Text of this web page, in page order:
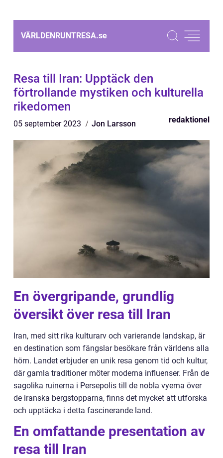
VÄRLDENRUNTRESA.se
Resa till Iran: Upptäck den
förtrollande mystiken och kulturella
rikedomen
05 september 2023 Jon Larsson redaktionel
En övergripande, grundlig
översikt över resa till Iran
Iran, med sitt rika kulturarv och varierande landskap, är
en destination som fängslar besökare från världens alla
hörn. Landet erbjuder en unik resa genom tid och kultur,
där gamla traditioner möter moderna influenser. Från de
sagolika ruinerna i Persepolis till de nobla vyerna över
de iranska bergstopparna, finns det mycket att utforska
och upptäcka i detta fascinerande land.
En omfattande presentation av
resa till Iran